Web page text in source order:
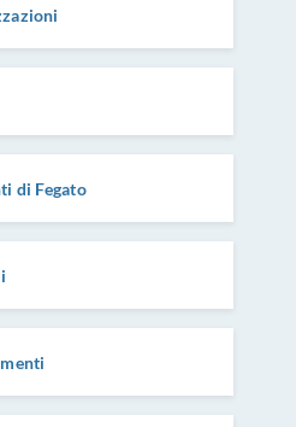
di Fegato